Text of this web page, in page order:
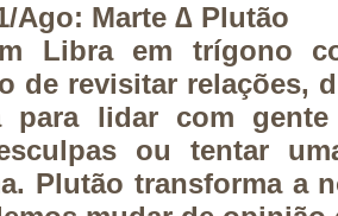
Ago: Marte ∆ Plutão
Libra em trígono
de revisitar relações,
para lidar com
ou tentar
Plutão transforma a